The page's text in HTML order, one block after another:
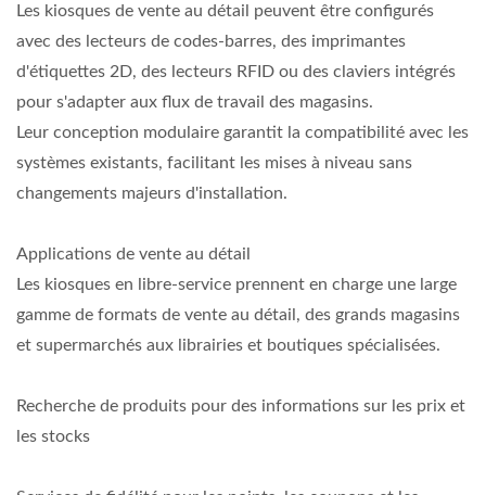
Les kiosques de vente au détail peuvent être configurés
avec des lecteurs de codes-barres, des imprimantes
d'étiquettes 2D, des lecteurs RFID ou des claviers intégrés
pour s'adapter aux flux de travail des magasins.
Leur conception modulaire garantit la compatibilité avec les
systèmes existants, facilitant les mises à niveau sans
changements majeurs d'installation.
Applications de vente au détail
Les kiosques en libre-service prennent en charge une large
gamme de formats de vente au détail, des grands magasins
et supermarchés aux librairies et boutiques spécialisées.
Recherche de produits pour des informations sur les prix et
les stocks